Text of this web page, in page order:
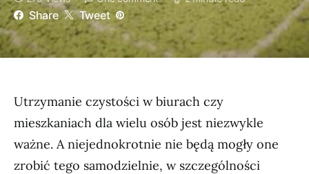
Share Tweet
Utrzymanie czystości w biurach czy
mieszkaniach dla wielu osób jest niezwykle
ważne. A niejednokrotnie nie będą mogły one
zrobić tego samodzielnie, w szczególności